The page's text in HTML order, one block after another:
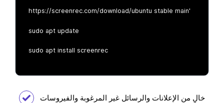
https://screenrec.com/download/ubuntu stable main'
sudo apt update
sudo apt install screenrec
خالٍ من الإعلانات والرسائل غير المرغوبة والفيروسات